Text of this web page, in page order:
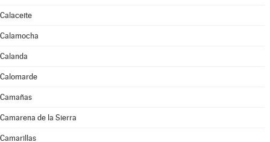
Calaceite
Calamocha
Calanda
Calomarde
Camañas
Camarena de la Sierra
Camarillas